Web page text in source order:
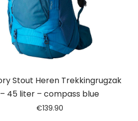
Stout Heren Trekkingrugzak
– 45 liter – compass blue
€139.90